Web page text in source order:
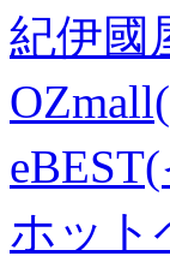
紀伊國
ホット